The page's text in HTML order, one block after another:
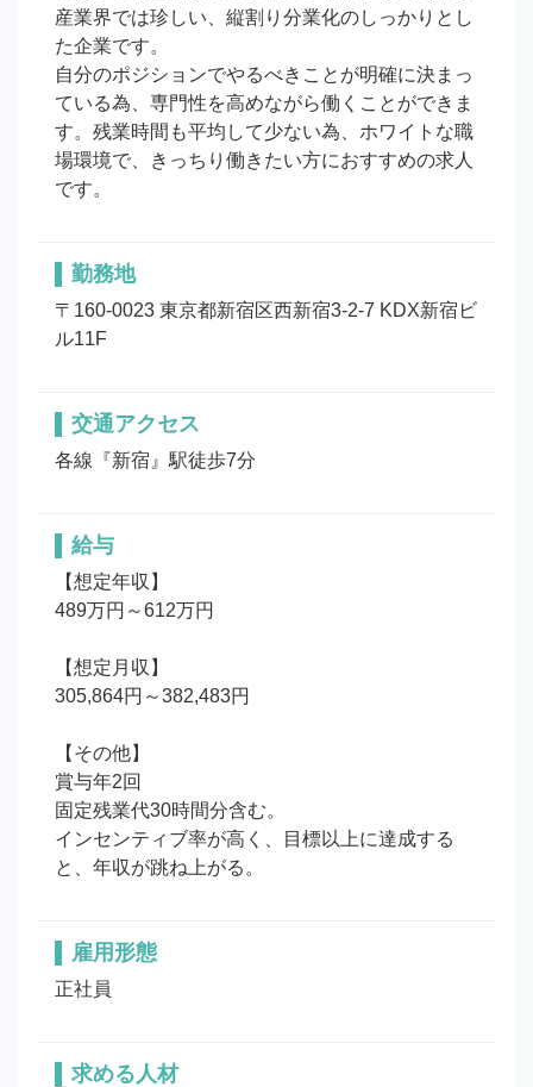
産業界では珍しい、縦割り分業化のしっかりとし
た企業です。
自分のポジションでやるべきことが明確に決まっ
ている為、専門性を高めながら働くことができま
す。残業時間も平均して少ない為、ホワイトな職
場環境で、きっちり働きたい方におすすめの求人
です。
勤務地
〒160-0023 東京都新宿区西新宿3-2-7 KDX新宿ビ
ル11F
交通アクセス
各線『新宿』駅徒歩7分
給与
【想定年収】
489万円～612万円
【想定月収】
305,864円～382,483円
【その他】
賞与年2回
固定残業代30時間分含む。
インセンティブ率が高く、目標以上に達成する
と、年収が跳ね上がる。
雇用形態
正社員
求める人材